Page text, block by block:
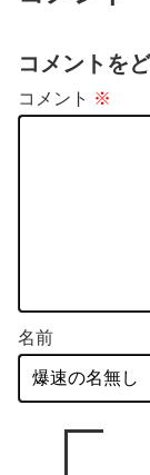
コメントを
コメント ※
名前